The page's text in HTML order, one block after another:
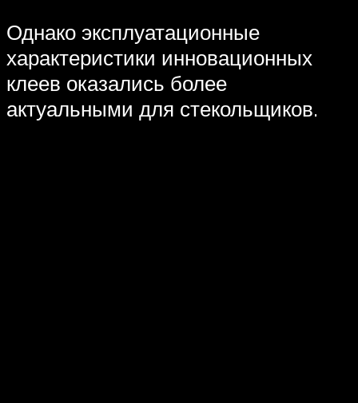
Однако эксплуатационные
характеристики инновационных
клеев оказались более
актуальными для стекольщиков.